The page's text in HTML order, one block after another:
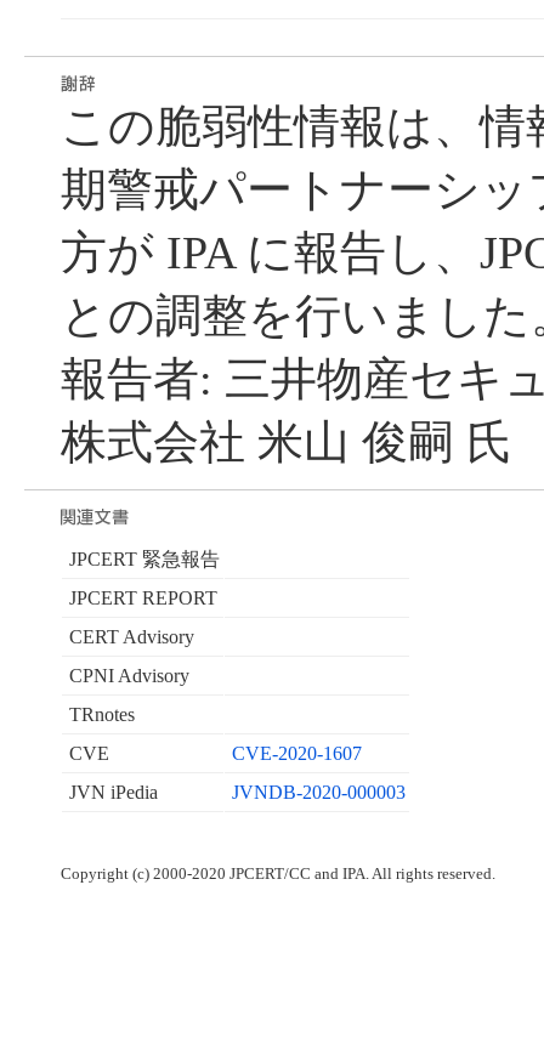
この脆弱性情報は、
期警戒パートナーシ
方が IPA に報告し、
との調整を行いました
報告者: 三井物産セキ
株式会社 米山 俊嗣 氏
JPCERT 緊急報告
JPCERT REPORT
CERT Advisory
CPNI Advisory
TRnotes
CVE
CVE-2020-1607
JVN iPedia
JVNDB-2020-000003
Copyright (c) 2000-2020 JPCERT/CC and IPA. All rights reserved.